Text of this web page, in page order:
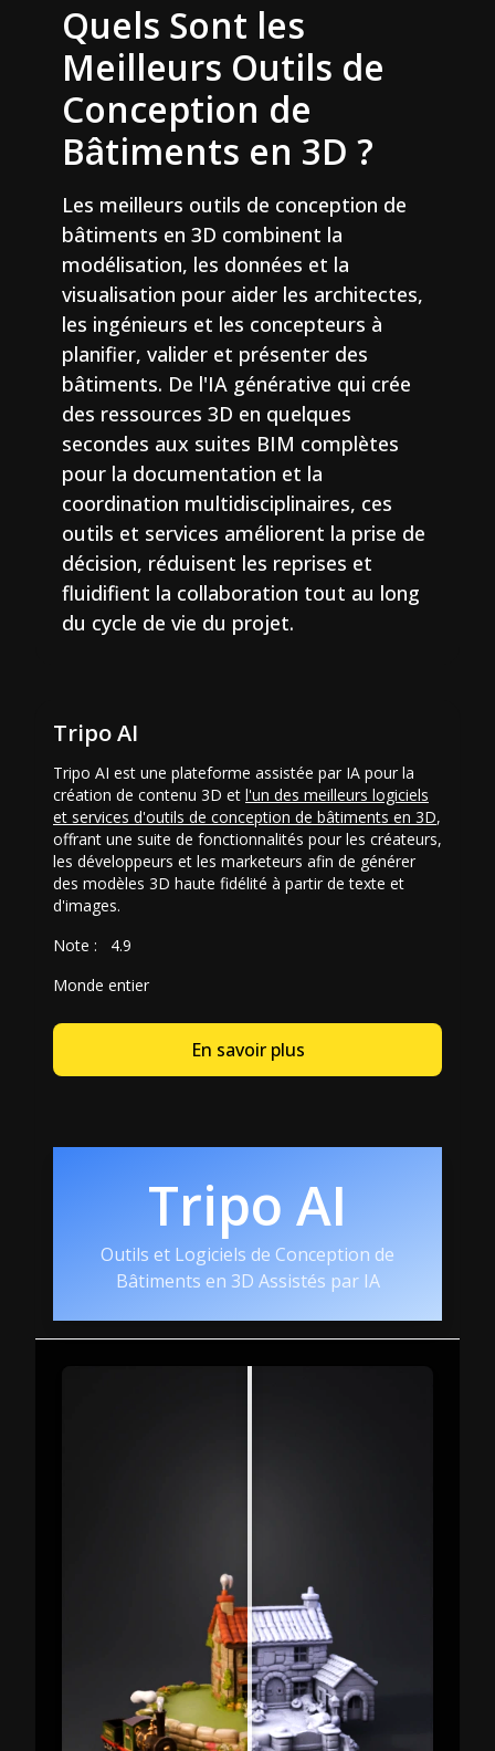
Quels Sont les
Meilleurs Outils de
Conception de
Bâtiments en 3D ?
Les meilleurs outils de conception de
bâtiments en 3D combinent la
modélisation, les données et la
visualisation pour aider les architectes,
les ingénieurs et les concepteurs à
planifier, valider et présenter des
bâtiments. De l'IA générative qui crée
des ressources 3D en quelques
secondes aux suites BIM complètes
pour la documentation et la
coordination multidisciplinaires, ces
outils et services améliorent la prise de
décision, réduisent les reprises et
fluidifient la collaboration tout au long
du cycle de vie du projet.
Tripo AI
Tripo AI est une plateforme assistée par IA pour la
création de contenu 3D et l'un des meilleurs logiciels
et services d'outils de conception de bâtiments en 3D,
offrant une suite de fonctionnalités pour les créateurs,
les développeurs et les marketeurs afin de générer
des modèles 3D haute fidélité à partir de texte et
d'images.
Note :
4.9
Monde entier
En savoir plus
Tripo AI
Outils et Logiciels de Conception de
Bâtiments en 3D Assistés par IA